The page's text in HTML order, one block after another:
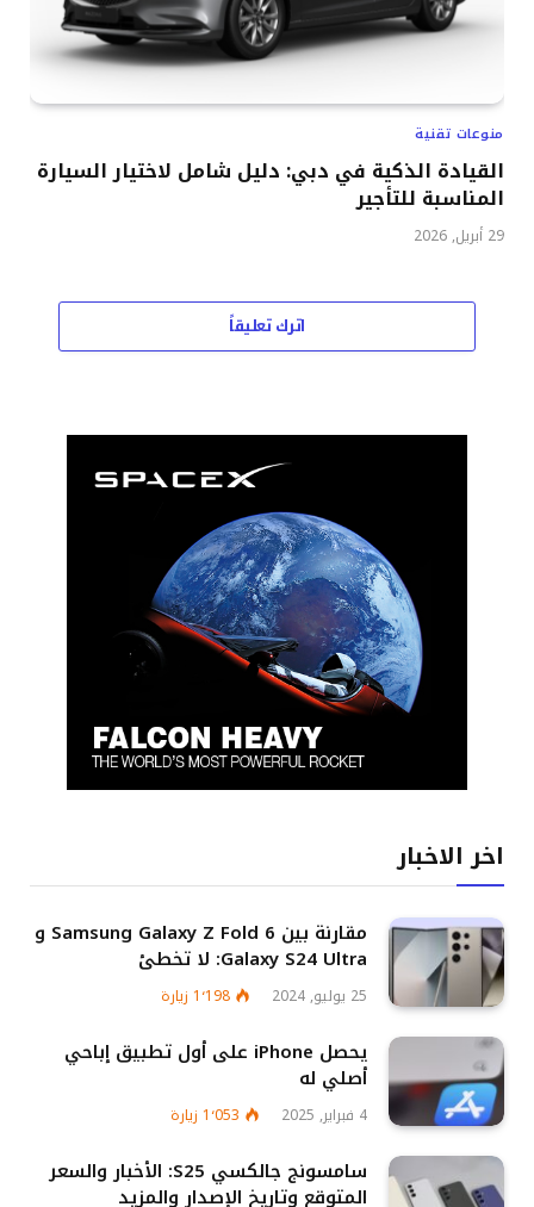
منوعات تقنية
القيادة الذكية في دبي: دليل شامل لاختيار السيارة
المناسبة للتأجير
29 أبريل, 2026
اترك تعليقاً
اخر الاخبار
مقارنة بين Samsung Galaxy Z Fold 6 و
Galaxy S24 Ultra: لا تخطئ
25 يوليو, 2024 1٬198 زيارة
يحصل iPhone على أول تطبيق إباحي
أصلي له
4 فبراير, 2025 1٬053 زيارة
سامسونج جالكسي S25: الأخبار والسعر
المتوقع وتاريخ الإصدار والمزيد